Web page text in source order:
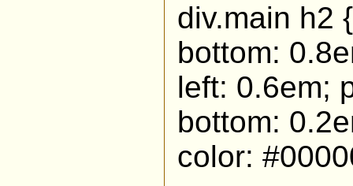
div.main h2
bottom:
left: 0.6em;
bottom:
color: